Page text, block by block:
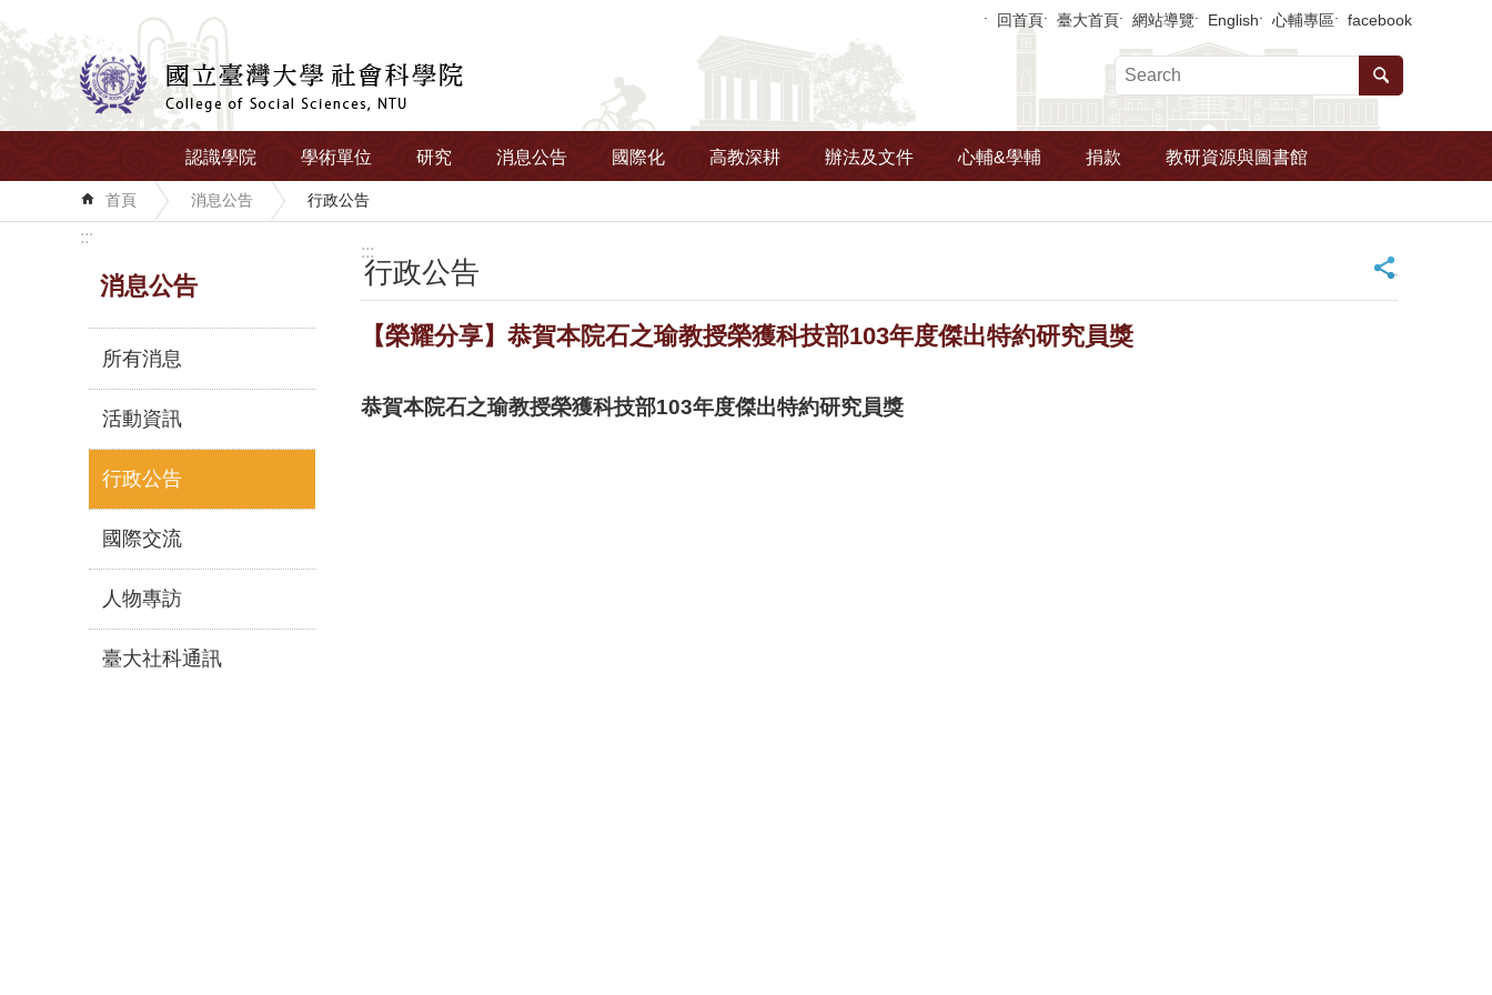
跳到主要內容區塊 回首頁 臺大首頁 網站導覽 English 心輔專區 facebook
認識學院 學術單位 研究 消息公告 國際化 高教深耕 辦法及文件 心輔&學輔 捐款 教研資源與圖書館
首頁 消息公告 行政公告
:::
消息公告
所有消息
活動資訊
行政公告
國際交流
人物專訪
臺大社科通訊
:::
行政公告 _
【榮耀分享】恭賀本院石之瑜教授榮獲科技部103年度傑出特約研究員獎
恭賀本院石之瑜教授榮獲科技部103年度傑出特約研究員獎